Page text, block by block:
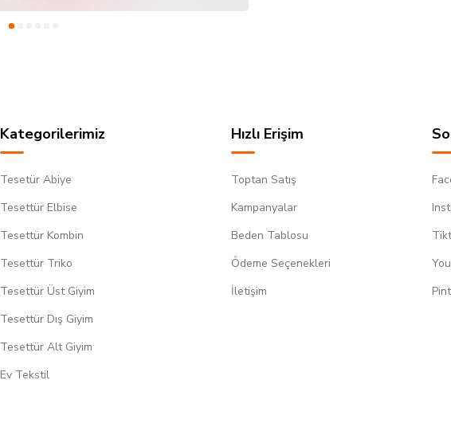
Kategorilerimiz
Tesetür Abiye
Tesettür Elbise
Tesettür Kombin
Tesettür Triko
Tesettür Üst Giyim
Tesettür Dış Giyim
Tesettür Alt Giyim
Ev Tekstil
Hızlı Erişim
Toptan Satış
Kampanyalar
Beden Tablosu
Ödeme Seçenekleri
İletişim